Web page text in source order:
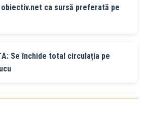
obiectiv.net ca sursă preferată pe
Se închide total circulația pe